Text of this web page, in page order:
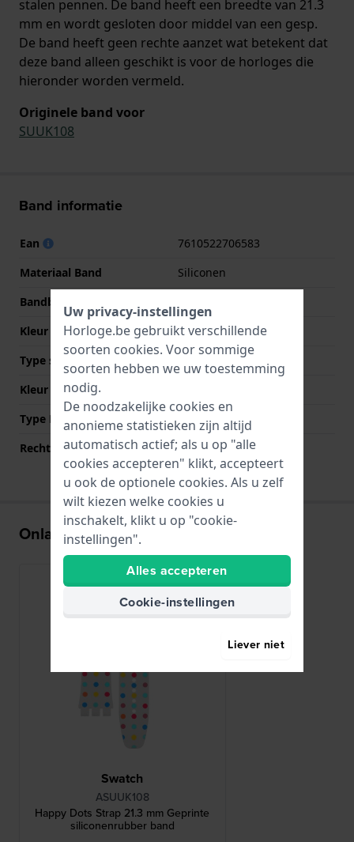
stalen pennen. De band heeft een breedte van 21.3
mm en wordt gesloten door middel van een gesp.
De band heeft geen rechte aanzet wat betekent dat
deze band alleen geschikt is voor de horloges die
hieronder worden vermeld.
Originele band voor
SUUK108
Band informatie
Ean
7610522706583
Materiaal Band
Siliconen
Bandbreedte
Kleur Band
Wit
Type sluiting
Kleur sluiting
Type Bevestiging
Stalen pennen
Rechte aanzet
Nee
Onlangs bekeken
Swatch
ASUUK108
Happy Dots Strap 21.3 mm Geprinte
siliconenrubber band
Uw privacy-instellingen
Horloge.be gebruikt verschillende
soorten cookies. Voor sommige
soorten hebben we uw toestemming
nodig.
De noodzakelijke cookies en
anonieme statistieken zijn altijd
automatisch actief; als u op "alle
cookies accepteren" klikt, accepteert
u ook de optionele cookies. Als u zelf
wilt kiezen welke cookies u
inschakelt, klikt u op "cookie-
instellingen".
Alles accepteren
Cookie-instellingen
Liever niet